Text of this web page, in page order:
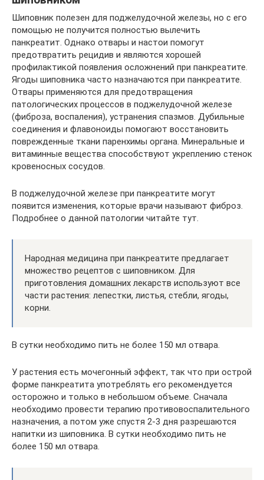
Шиповник полезен для поджелудочной железы, но с его
помощью не получится полностью вылечить
панкреатит. Однако отвары и настои помогут
предотвратить рецидив и являются хорошей
профилактикой появления осложнений при панкреатите.
Ягоды шиповника часто назначаются при панкреатите.
Отвары применяются для предотвращения
патологических процессов в поджелудочной железе
(фиброза, воспаления), устранения спазмов. Дубильные
соединения и флавоноиды помогают восстановить
поврежденные ткани паренхимы органа. Минеральные и
витаминные вещества способствуют укреплению стенок
кровеносных сосудов.
В поджелудочной железе при панкреатите могут
появится изменения, которые врачи называют фиброз.
Подробнее о данной патологии читайте тут.
Народная медицина при панкреатите предлагает
множество рецептов с шиповником. Для
приготовления домашних лекарств используют все
части растения: лепестки, листья, стебли, ягоды,
корни.
В сутки необходимо пить не более 150 мл отвара.
У растения есть мочегонный эффект, так что при острой
форме панкреатита употреблять его рекомендуется
осторожно и только в небольшом объеме. Сначала
необходимо провести терапию противовоспалительного
назначения, а потом уже спустя 2-3 дня разрешаются
напитки из шиповника. В сутки необходимо пить не
более 150 мл отвара.